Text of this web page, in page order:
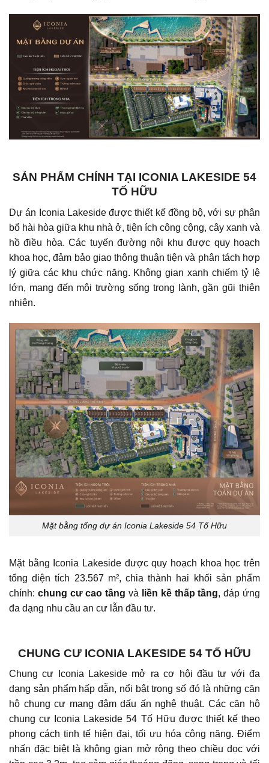
SẢN PHẨM CHÍNH TẠI ICONIA LAKESIDE 54
TỐ HỮU
Dự án Iconia Lakeside được thiết kế đồng bộ, với sự phân
bổ hài hòa giữa khu nhà ở, tiện ích công cộng, cây xanh và
hồ điều hòa. Các tuyến đường nội khu được quy hoạch
khoa học, đảm bảo giao thông thuận tiện và phân tách hợp
lý giữa các khu chức năng. Không gian xanh chiếm tỷ lệ
lớn, mang đến môi trường sống trong lành, gần gũi thiên
nhiên.
Mặt bằng tổng dự án Iconia Lakeside 54 Tố Hữu
Mặt bằng Iconia Lakeside được quy hoạch khoa học trên
tổng diện tích 23.567 m², chia thành hai khối sản phẩm
chính: chung cư cao tầng và liền kề thấp tầng, đáp ứng
đa dạng nhu cầu an cư lẫn đầu tư.
CHUNG CƯ ICONIA LAKESIDE 54 TỐ HỮU
Chung cư Iconia Lakeside mở ra cơ hội đầu tư với đa
dạng sản phẩm hấp dẫn, nổi bật trong số đó là những căn
hộ chung cư mang đậm dấu ấn nghệ thuật. Các căn hộ
chung cư Iconia Lakeside 54 Tố Hữu được thiết kế theo
phong cách tinh tế hiện đại, tối ưu hóa công năng. Điểm
nhấn đặc biệt là không gian mở rộng theo chiều dọc với